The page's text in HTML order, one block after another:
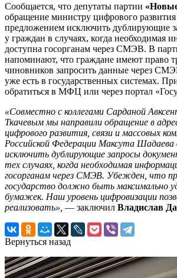
Сообщается, что депутаты партии
обращение министру цифрового
предложением исключить дублирующие
у граждан в случаях, когда необходимая
доступна госорганам через СМЭВ. В
напоминают, что граждане имеют право
чиновников запросить данные через
уже есть в государственных системах.
обратиться в МФЦ или через портал
«Совместно с коллегами Сарданой
Ткачевым мы направили обращение в
цифрового развития, связи и массовых
Российской Федерации Максута
исключить дублирующие запросы
тех случаях, когда необходимая
госорганам через СМЭВ. Убежден, что
государство должно быть максимально
бумажек. Наш уровень цифровизации
реализовать», — заключил Владислав
Вернуться назад